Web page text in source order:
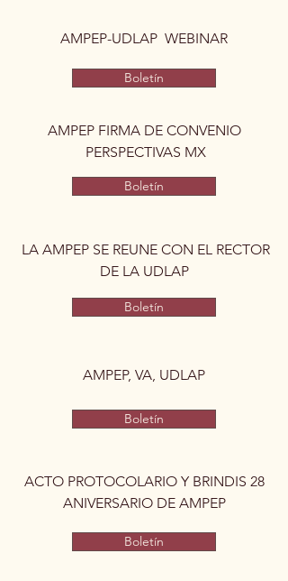
AMPEP-UDLAP WEBINAR
Boletín
AMPEP FIRMA DE CONVENIO
PERSPECTIVAS MX
Boletín
LA AMPEP SE REUNE CON EL RECTOR
DE LA UDLAP
Boletín
AMPEP, VA, UDLAP
Boletín
ACTO PROTOCOLARIO Y BRINDIS 28
ANIVERSARIO DE AMPEP
Boletín